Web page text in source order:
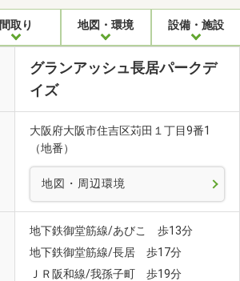
間取り 地図・環境 設備・施設
グランアッシュ長居パークデ
イズ
大阪府大阪市住吉区苅田１丁目9番1
（地番）
地図・周辺環境
地下鉄御堂筋線/あびこ 歩13分
地下鉄御堂筋線/長居 歩17分
ＪＲ阪和線/我孫子町 歩19分